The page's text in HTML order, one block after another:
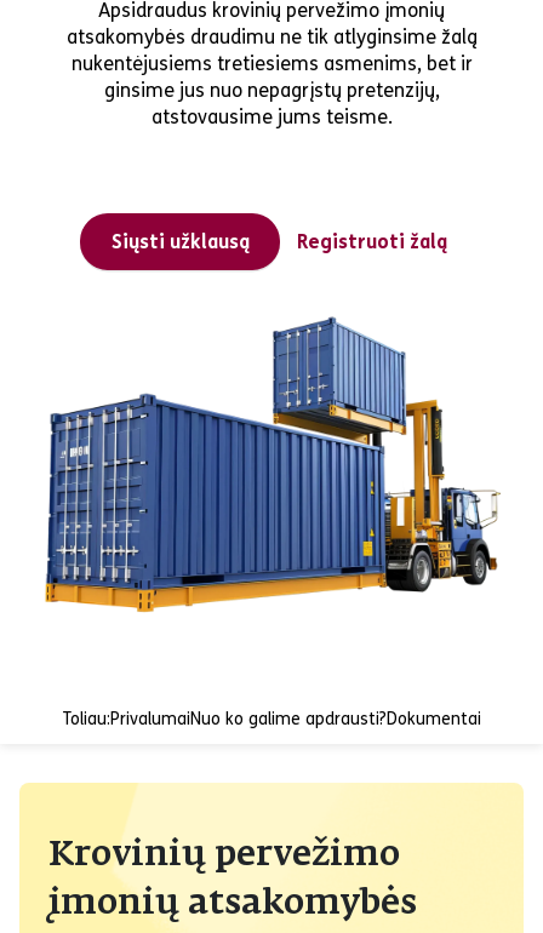
Apsidraudus krovinių pervežimo įmonių
atsakomybės draudimu ne tik atlyginsime žalą
nukentėjusiems tretiesiems asmenims, bet ir
ginsime jus nuo nepagrįstų pretenzijų,
atstovausime jums teisme.
Siųsti užklausą Registruoti žalą
Toliau:PrivalumaiNuo ko galime apdrausti?Dokumentai
Krovinių pervežimo
įmonių atsakomybės